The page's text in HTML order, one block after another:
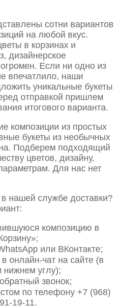
сотни вариантов
на любой вкус.
в корзинах и
дизайнерское
Если ни одно из
впечатлило, наши
уникальные букеты
отправкой пришлем
итогового варианта.
композиции из простых
букеты из необычных
Подберем подходящий
цветов, дизайну,
Для нас нет
в нашей службе доставки?
композицию в
или ВКонтакте;
онлайн-чат на сайте (в
нижнем углу);
звонок;
по телефону +7 (968)
19-11.